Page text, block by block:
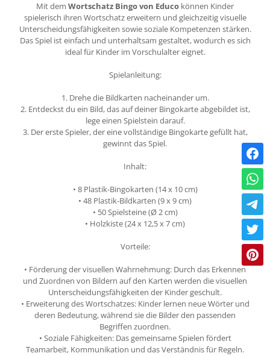
Mit dem Wortschatz Bingo von Educo können Kinder
spielerisch ihren Wortschatz erweitern und gleichzeitig visuelle
Unterscheidungsfähigkeiten sowie soziale Kompetenzen stärken.
Das Spiel ist einfach und unterhaltsam gestaltet, wodurch es sich
ideal für Kinder im Vorschulalter eignet.
Spielanleitung:
1. Drehe die Bildkarten nacheinander um.
2. Entdeckst du ein Bild, das auf deiner Bingokarte abgebildet ist,
lege einen Spielstein darauf.
3. Der erste Spieler, der eine vollständige Bingokarte gefüllt hat,
gewinnt das Spiel.
Inhalt:
• 8 Plastik-Bingokarten (14 x 10 cm)
• 48 Plastik-Bildkarten (9 x 9 cm)
• 50 Spielsteine (Ø 2 cm)
• Holzkiste (24 x 12,5 x 7 cm)
Vorteile:
• Förderung der visuellen Wahrnehmung: Durch das Erkennen
und Zuordnen von Bildern auf den Karten werden die visuellen
Unterscheidungsfähigkeiten der Kinder geschult.
• Erweiterung des Wortschatzes: Kinder lernen neue Wörter und
deren Bedeutung, während sie die Bilder den passenden
Begriffen zuordnen.
• Soziale Fähigkeiten: Das gemeinsame Spielen fördert
Teamarbeit, Kommunikation und das Verständnis für Regeln.